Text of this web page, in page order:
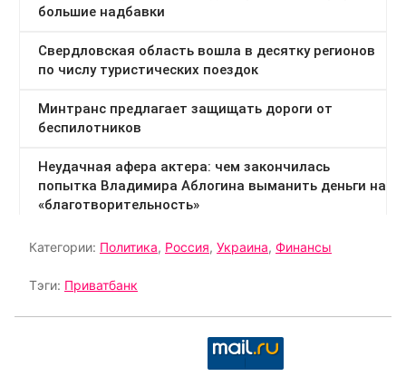
Категории: Политика, Россия, Украина, Финансы
Тэги: Приватбанк